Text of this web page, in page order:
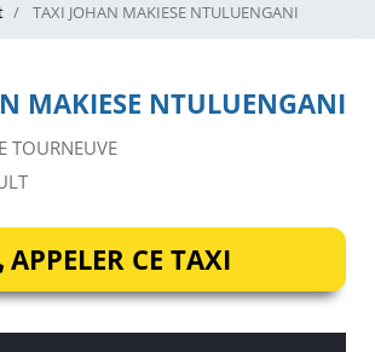
TAXI JOHAN MAKIESE NTULUENGANI
MAKIESE NTULUENGANI
APPELER CE TAXI